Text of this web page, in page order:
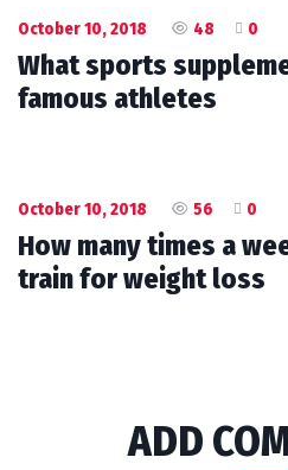
October 10, 2018 48 0
What sports
famous athletes
October 10, 2018 56 0
How many times a
train for weight loss
ADD